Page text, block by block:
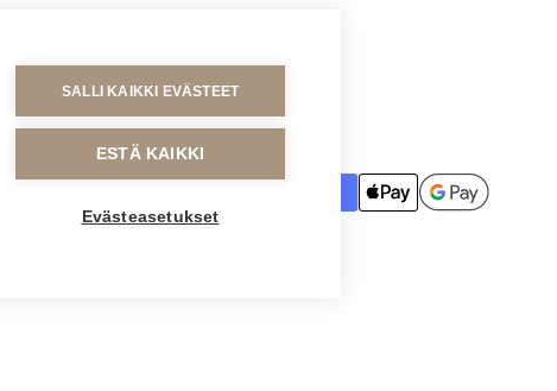
MAKSUTAVAT
SALLI KAIKKI EVÄSTEET
ESTÄ KAIKKI
Evästeasetukset